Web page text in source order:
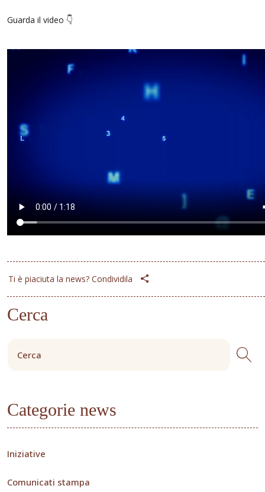
Guarda il video 👇​
Ti è piaciuta la news? Condividila
Cerca
Categorie news
Iniziative
Comunicati stampa